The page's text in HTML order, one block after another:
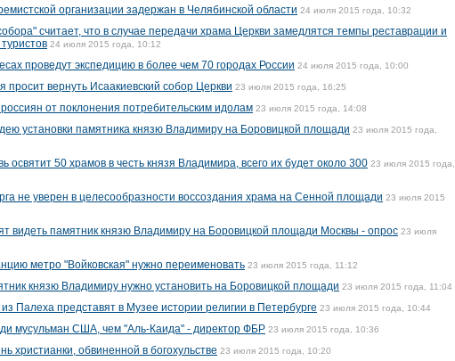
организации задержан в Челябинской области 24 июля 2015 года, 10:32
считает, что в случае передачи храма Церкви замедлятся темпы реставрации и
24 июля 2015 года, 10:12
проведут экспедицию в более чем 70 городах России 24 июля 2015 года, 10:00
просит вернуть Исаакиевский собор Церкви 23 июля 2015 года, 16:25
от поклонения потребительским идолам 23 июля 2015 года, 14:08
установки памятника князю Владимиру на Боровицкой площади 23 июля 2015 года,
освятит 50 храмов в честь князя Владимира, всего их будет около 300 23 июля 2015 года,
не уверен в целесообразности воссоздания храма на Сенной площади 23 июля 2015
видеть памятник князю Владимиру на Боровицкой площади Москвы - опрос 23 июля
метро "Войковская" нужно переименовать 23 июля 2015 года, 11:12
князю Владимиру нужно установить на Боровицкой площади 23 июля 2015 года, 11:04
Палеха представят в Музее истории религии в Петербурге 23 июля 2015 года, 10:44
мусульман США, чем "Аль-Каида" - директор ФБР 23 июля 2015 года, 10:36
христианки, обвиненной в богохульстве 23 июля 2015 года, 10:20